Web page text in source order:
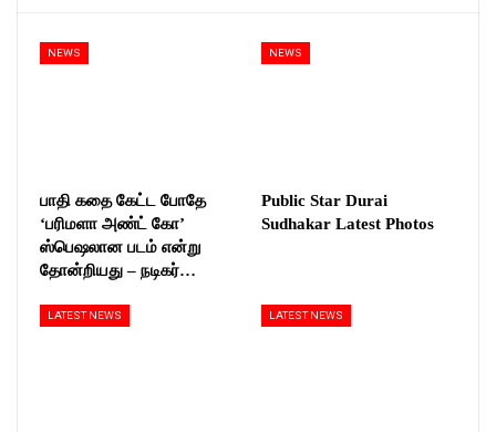
NEWS
பாதி கதை கேட்ட போதே
‘பரிமளா அண்ட் கோ’
ஸ்பெஷலான படம் என்று
தோன்றியது – நடிகர்…
NEWS
Public Star Durai
Sudhakar Latest Photos
LATEST NEWS LATEST NEWS